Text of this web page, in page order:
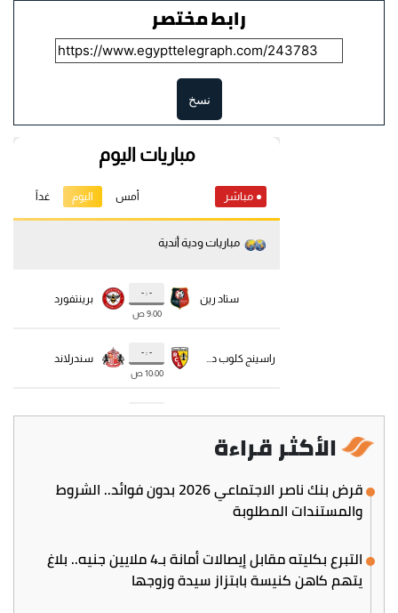
رابط مختصر
نسخ
الأكثر قراءة
قرض بنك ناصر الاجتماعي 2026 بدون فوائد.. الشروط
والمستندات المطلوبة
التبرع بكليته مقابل إيصالات أمانة بـ4 ملايين جنيه.. بلاغ
يتهم كاهن كنيسة بابتزاز سيدة وزوجها